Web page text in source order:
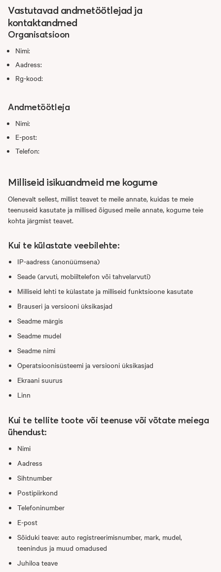
Vastutavad andmetöötlejad ja
kontaktandmed
Organisatsioon
Nimi:
Aadress:
Rg-kood:
Andmetöötleja
Nimi:
E-post:
Telefon:
Milliseid isikuandmeid me kogume
Olenevalt sellest, millist teavet te meile annate, kuidas te meie
teenuseid kasutate ja millised õigused meile annate, kogume teie
kohta järgmist teavet.
Kui te külastate veebilehte:
IP-aadress (anonüümsena)
Seade (arvuti, mobiiltelefon või tahvelarvuti)
Milliseid lehti te külastate ja milliseid funktsioone kasutate
Brauseri ja versiooni üksikasjad
Seadme märgis
Seadme mudel
Seadme nimi
Operatsioonisüsteemi ja versiooni üksikasjad
Ekraani suurus
Linn
Kui te tellite toote või teenuse või võtate meiega
ühendust:
Nimi
Aadress
Sihtnumber
Postipiirkond
Telefoninumber
E-post
Sõiduki teave: auto registreerimisnumber, mark, mudel,
teenindus ja muud omadused
Juhiloa teave